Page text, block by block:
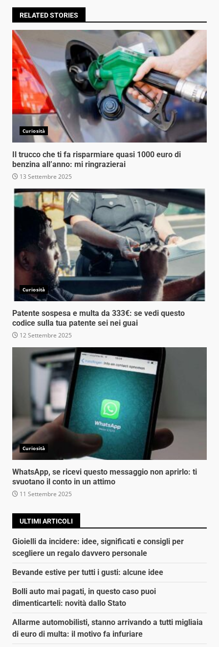
RELATED STORIES
Curiosità
Il trucco che ti fa risparmiare quasi 1000 euro di
benzina all’anno: mi ringrazierai
13 Settembre 2025
Curiosità
Patente sospesa e multa da 333€: se vedi questo
codice sulla tua patente sei nei guai
12 Settembre 2025
Curiosità
WhatsApp, se ricevi questo messaggio non aprirlo: ti
svuotano il conto in un attimo
11 Settembre 2025
ULTIMI ARTICOLI
Gioielli da incidere: idee, significati e consigli per
scegliere un regalo davvero personale
Bevande estive per tutti i gusti: alcune idee
Bolli auto mai pagati, in questo caso puoi
dimenticarteli: novità dallo Stato
Allarme automobilisti, stanno arrivando a tutti migliaia
di euro di multa: il motivo fa infuriare